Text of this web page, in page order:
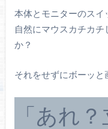
本体とモニターのスイ
自然にマウスカチカ
か？
それをせずにボーッと
「あれ